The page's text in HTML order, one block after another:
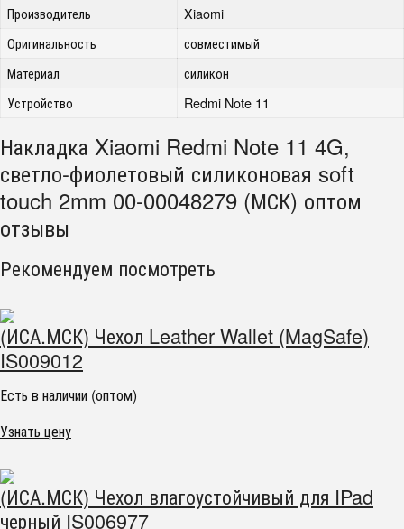
Производитель
Xiaomi
Оригинальность
совместимый
Материал
силикон
Устройство
Redmi Note 11
Накладка Xiaomi Redmi Note 11 4G,
светло-фиолетовый силиконовая soft
touch 2mm 00-00048279 (МСК) оптом
отзывы
Рекомендуем посмотреть
(ИСА.МСК) Чехол Leather Wallet (MagSafe)
IS009012
Есть в наличии (оптом)
Узнать цену
(ИСА.МСК) Чехол влагоустойчивый для IPad
черный IS006977